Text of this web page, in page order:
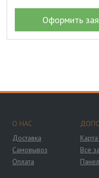
Оформить
О НАС
Доставка
Самовывоз
Оплата
Все